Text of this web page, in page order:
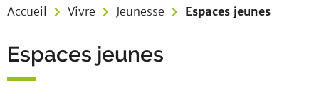
Accueil
Vivre Jeunesse Espaces jeunes
Espaces jeunes